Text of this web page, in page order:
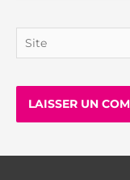
Site